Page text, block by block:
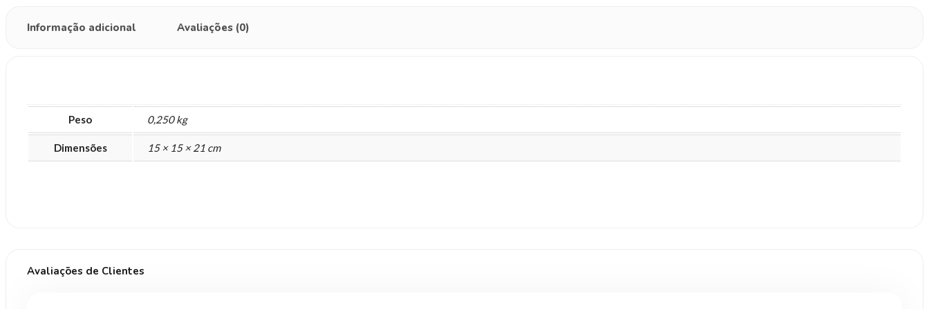
Informação adicional Avaliações (0)
Peso 0,250 kg
Dimensões 15 × 15 × 21 cm
Avaliações de Clientes